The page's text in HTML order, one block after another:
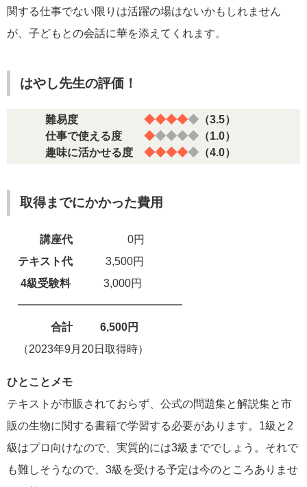
関する仕事でない限りは活躍の場はないかもしれません
が、子どもとの会話に華を添えてくれます。
はやし先生の評価！
難易度 ◆◆◆◆◆ （3.5）
仕事で使える度 ◆◆◆◆◆ （1.0）
趣味に活かせる度 ◆◆◆◆◆ （4.0）
取得までにかかった費用
講座代 0円
テキスト代 3,500円
4級受験料3,000円
━━━━━━━━━━━━━━━
合計 6,500円
（2023年9月20日取得時）
ひとことメモ
テキストが市販されておらず、公式の問題集と解説集と市
販の生物に関する書籍で学習する必要があります。1級と2
級はプロ向けなので、実質的には3級まででしょう。それで
も難しそうなので、3級を受ける予定は今のところありませ